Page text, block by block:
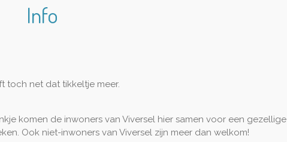
Info
toch net dat tikkeltje meer.
komen de inwoners van Viversel hier samen voor een
Ook niet-inwoners van Viversel zijn meer dan welkom!